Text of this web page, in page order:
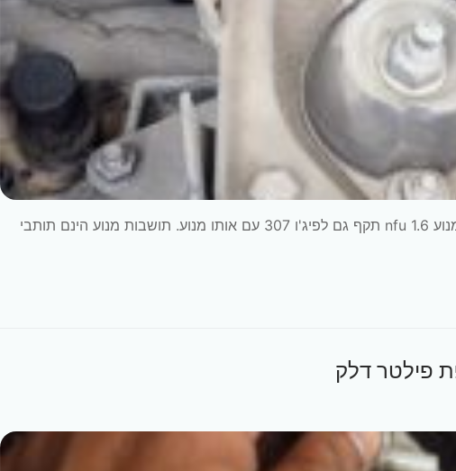
מדריך החלפת תושבת גיר עליונה סיטרואן 2008 c4 מנוע nfu 1.6 תקף גם לפיג'ו 307 עם אותו מנוע. תושבות מנוע הינם תותבי